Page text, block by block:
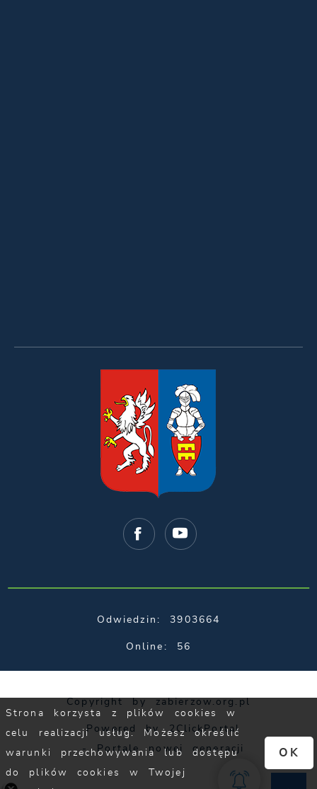
Odwiedzin: 3903664
Online: 56
Copyright by zabierzow.org.pl
Powered by 2ClickPortal
- Portale nowej generacji
Strona korzysta z plików cookies w
celu realizacji usług. Możesz określić
warunki przechowywania lub dostępu
do plików cookies w Twojej
OK